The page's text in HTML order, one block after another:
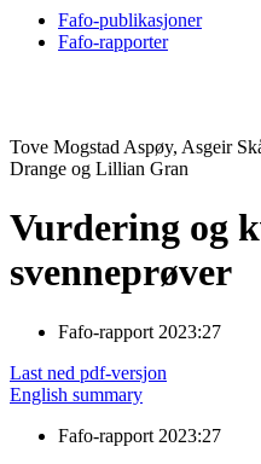
Fafo-publikasjoner
Fafo-rapporter
Tove Mogstad Aspøy, Asgeir
Drange og Lillian Gran
Vurdering og
svenneprøver
Fafo-rapport 2023:27
Last ned pdf-versjon
English summary
Fafo-rapport 2023:27